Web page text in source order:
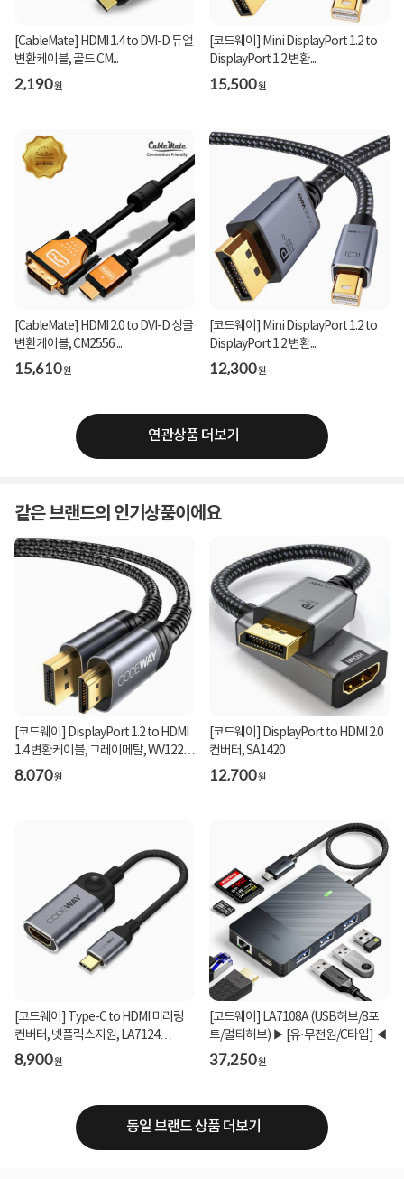
[CableMate] HDMI 1.4 to DVI-D 듀얼
변환케이블, 골드 CM...
2,190원
[코드웨이] Mini DisplayPort 1.2 to
DisplayPort 1.2 변환...
15,500원
[CableMate] HDMI 2.0 to DVI-D 싱글
변환케이블, CM2556 ...
15,610원
[코드웨이] Mini DisplayPort 1.2 to
DisplayPort 1.2 변환...
12,300원
연관상품 더보기
같은 브랜드의 인기상품이에요
[코드웨이] DisplayPort 1.2 to HDMI
1.4 변환케이블, 그레이메탈, WV1220-
2M [2m]
8,070원
[코드웨이] DisplayPort to HDMI 2.0
컨버터, SA1420
12,700원
[코드웨이] Type-C to HDMI 미러링
컨버터, 넷플릭스지원, LA7124
[0.15m]
8,900원
[코드웨이] LA7108A (USB허브/8포
트/멀티허브) ▶ [유·무전원/C타입] ◀
37,250원
동일 브랜드 상품 더보기